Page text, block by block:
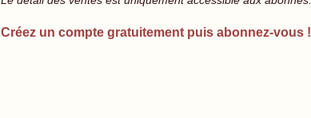
Créez un compte gratuitement puis abonnez-vous !